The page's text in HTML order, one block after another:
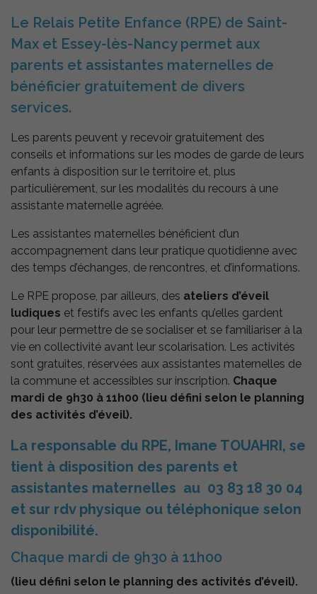
Le Relais Petite Enfance (RPE) de Saint-
Max et Essey-lès-Nancy permet aux
parents et assistantes maternelles de
bénéficier gratuitement de divers
services.
Les parents peuvent y recevoir gratuitement des
conseils et informations sur les modes de garde de leurs
enfants à disposition sur le territoire et, plus
particulièrement, sur les modalités du recours à une
assistante maternelle agréée.
Les assistantes maternelles bénéficient d’un
accompagnement dans leur pratique quotidienne avec
des temps d’échanges, de rencontres, et d’informations.
Le RPE propose, par ailleurs, des ateliers d’éveil
ludiques et festifs avec les enfants qu’elles gardent
pour leur permettre de se socialiser et se familiariser à la
vie en collectivité avant leur scolarisation. Les activités
sont gratuites, réservées aux assistantes maternelles de
la commune et accessibles sur inscription. Chaque
mardi de 9h30 à 11h00 (lieu défini selon le planning
des activités d’éveil).
La responsable du RPE, Imane TOUAHRI, se
tient à disposition des parents et
assistantes maternelles au 03 83 18 30 04
et sur rdv physique ou téléphonique selon
disponibilité.
Chaque mardi de 9h30 à 11h00
(lieu défini selon le planning des activités d’éveil).
Nécessaires
Ces cookies
sont utiles au
bon
fonctionnement
Statistiques
proposer des
évolutions et
d'établir des
des cookies.
Nous utilisons
Google
Analytics pour